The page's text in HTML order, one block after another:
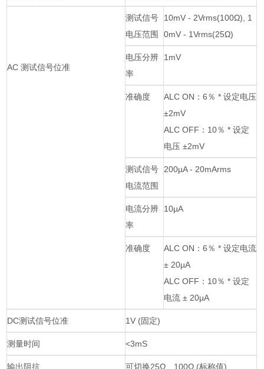
AC 测试信号位准
测试信号
电压范围
10mV - 2Vrms(100Ω), 1
0mV - 1Vrms(25Ω)
电压分辨
率
1mV
准确度
ALC ON：6％ * 设定电压
±2mV
ALC OFF：10％ * 设定
电压 ±2mV
测试信号
电流范围
200µA - 20mArms
电流分辨
率
10µA
准确度
ALC ON：6％ * 设定电流
± 20µA
ALC OFF：10％ * 设定
电流 ± 20µA
DC测试信号位准 1V (固定)
测量时间 <3mS
输出阻抗 可切换25Ω、100Ω (标称值)